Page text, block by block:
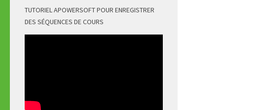
TUTORIEL APOWERSOFT POUR ENREGISTRER
DES SÉQUENCES DE COURS